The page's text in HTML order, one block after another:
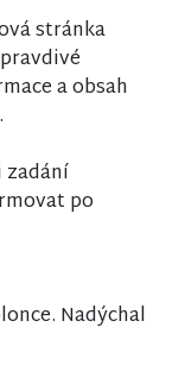
stránka
a obsah
zadání
po
Nadýchal